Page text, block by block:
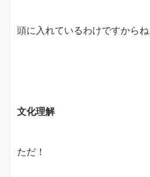
頭に入れているわけですからね
文化理解
ただ！